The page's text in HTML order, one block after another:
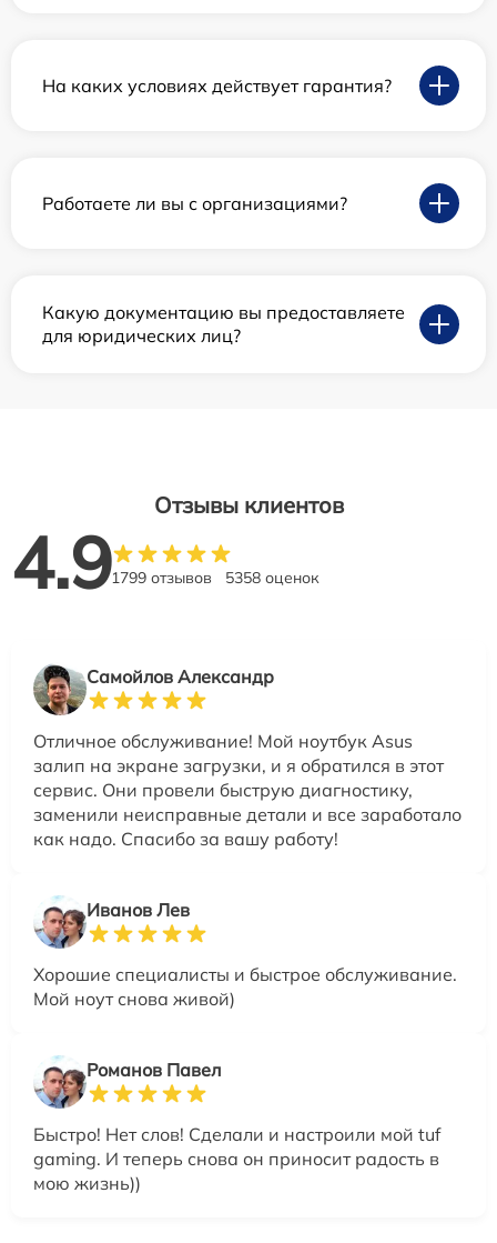
На каких условиях действует гарантия?
Работаете ли вы с организациями?
Какую документацию вы предоставляете
для юридических лиц?
Отзывы клиентов
4.91799 отзывов 5358 оценок
Самойлов Александр
Отличное обслуживание! Мой ноутбук Asus
залип на экране загрузки, и я обратился в этот
сервис. Они провели быструю диагностику,
заменили неисправные детали и все заработало
как надо. Спасибо за вашу работу!
Иванов Лев
Хорошие специалисты и быстрое обслуживание.
Мой ноут снова живой)
Романов Павел
Быстро! Нет слов! Сделали и настроили мой tuf
gaming. И теперь снова он приносит радость в
мою жизнь))